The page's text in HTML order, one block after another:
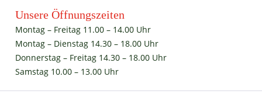
Unsere Öffnungszeiten
Montag – Freitag 11.00 – 14.00 Uhr
Montag – Dienstag 14.30 – 18.00 Uhr
Donnerstag – Freitag 14.30 – 18.00 Uhr
Samstag 10.00 – 13.00 Uhr